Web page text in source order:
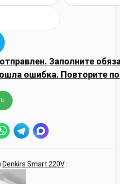
Заполните
ошибка. Повторите
Denkirs Smart 220V: